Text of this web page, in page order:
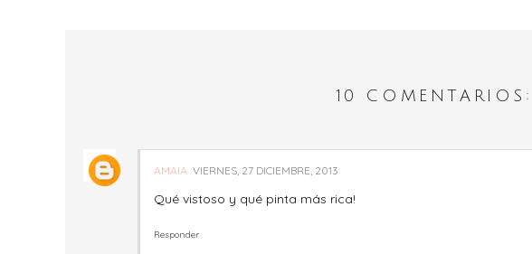
10 COMENTARIOS:
AMAIA VIERNES, 27 DICIEMBRE, 2013
Qué vistoso y qué pinta más rica!
Responder